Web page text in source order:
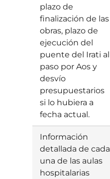
plazo de
finalización de las
obras, plazo de
ejecución del
puente del Irati al
paso por Aos y
desvío
presupuestarios
si lo hubiera a
fecha actual.
Información
detallada de cada
una de las aulas
hospitalarias